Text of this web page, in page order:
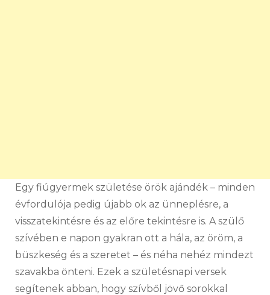
Egy fiúgyermek születése örök ajándék – minden
évfordulója pedig újabb ok az ünneplésre, a
visszatekintésre és az előre tekintésre is. A szülő
szívében e napon gyakran ott a hála, az öröm, a
büszkeség és a szeretet – és néha nehéz mindezt
szavakba önteni. Ezek a születésnapi versek
segítenek abban, hogy szívből jövő sorokkal